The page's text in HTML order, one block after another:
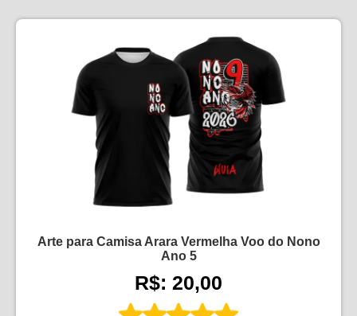
Arte para Camisa Arara Vermelha Voo do Nono
Ano 5
R$: 20,00